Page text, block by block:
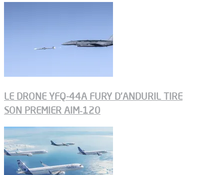
LE DRONE YFQ-44A FURY D’ANDURIL TIRE
SON PREMIER AIM‑120